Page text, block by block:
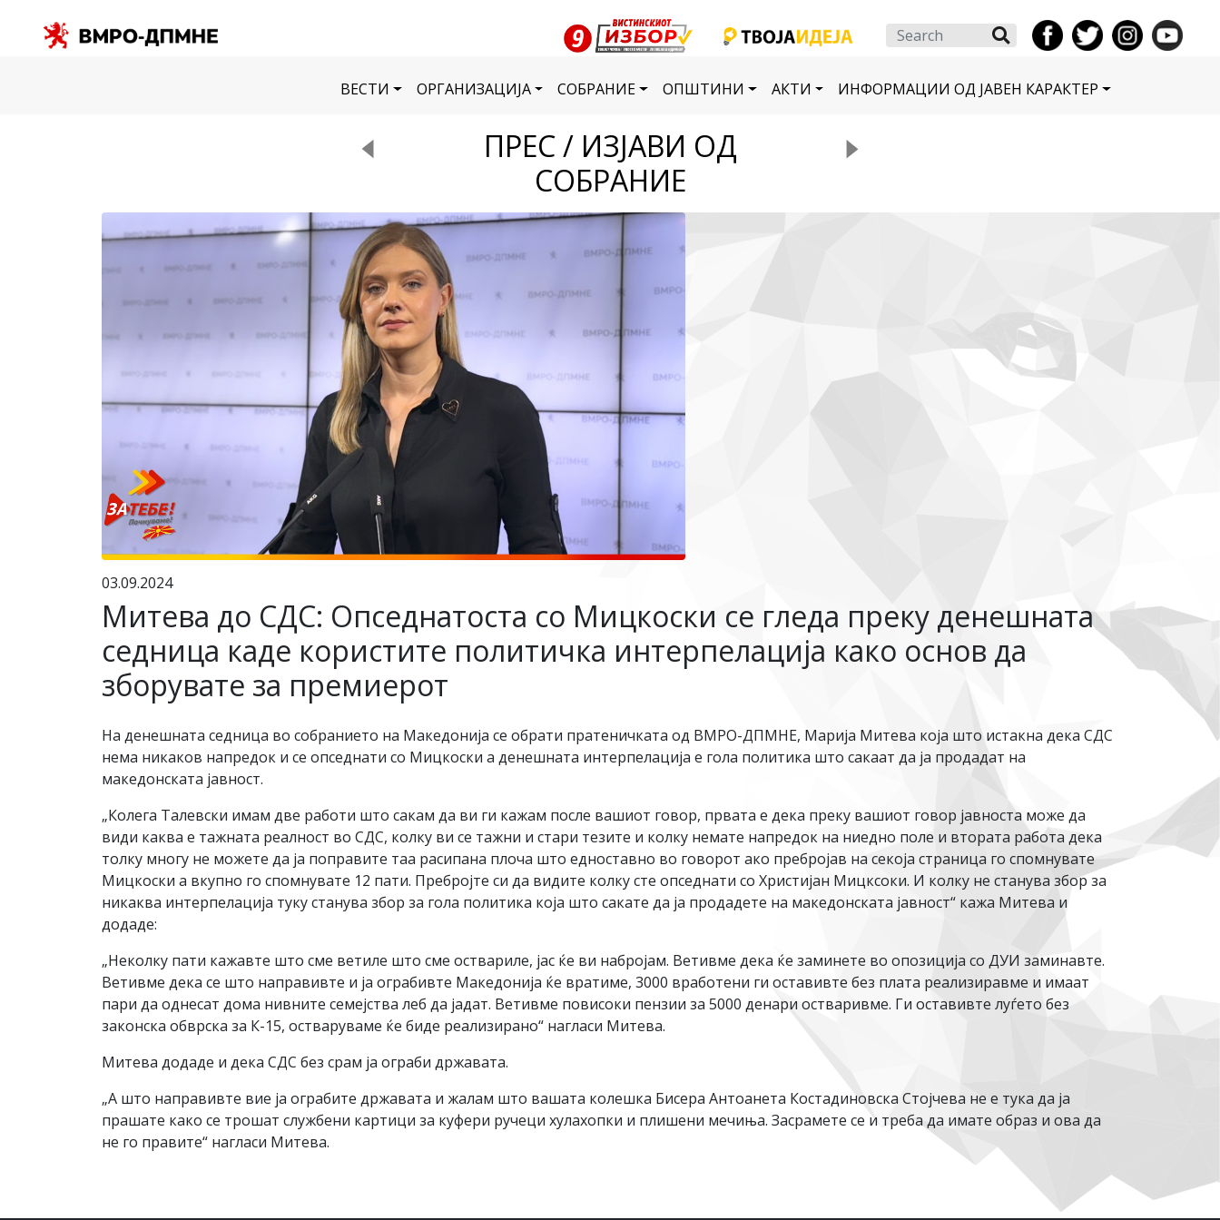
Search
ВЕСТИ ОРГАНИЗАЦИЈА СОБРАНИЕ ОПШТИНИ АКТИ ИНФОРМАЦИИ ОД ЈАВЕН КАРАКТЕР
ПРЕС / ИЗЈАВИ ОД
СОБРАНИЕ
03.09.2024
Митева до СДС: Опседнатоста со Мицкоски се гледа преку денешната
седница каде користите политичка интерпелација како основ да
зборувате за премиерот
На денешната седница во собранието на Македонија се обрати пратеничката од ВМРО-ДПМНЕ, Марија Митева која што истакна дека СДС
нема никаков напредок и се опседнати со Мицкоски а денешната интерпелација е гола политика што сакаат да ја продадат на
македонската јавност.
„Колега Талевски имам две работи што сакам да ви ги кажам после вашиот говор, првата е дека преку вашиот говор јавноста може да
види каква е тажната реалност во СДС, колку ви се тажни и стари тезите и колку немате напредок на ниедно поле и втората работа дека
толку многу не можете да ја поправите таа расипана плоча што едноставно во говорот ако пребројав на секоја страница го спомнувате
Мицкоски а вкупно го спомнувате 12 пати. Пребројте си да видите колку сте опседнати со Христијан Мицксоки. И колку не станува збор за
никаква интерпелација туку станува збор за гола политика која што сакате да ја продадете на македонската јавност“ кажа Митева и
додаде:
„Неколку пати кажавте што сме ветиле што сме оствариле, јас ќе ви набројам. Ветивме дека ќе заминете во опозиција со ДУИ заминавте.
Ветивме дека се што направивте и ја ограбивте Македонија ќе вратиме, 3000 вработени ги оставивте без плата реализиравме и имаат
пари да однесат дома нивните семејства леб да јадат. Ветивме повисоки пензии за 5000 денари остваривме. Ги оставивте луѓето без
законска обврска за К-15, остваруваме ќе биде реализирано“ нагласи Митева.
Митева додаде и дека СДС без срам ја ограби државата.
„А што направивте вие ја ограбите државата и жалам што вашата колешка Бисера Антоанета Костадиновска Стојчева не е тука да ја
прашате како се трошат службени картици за куфери ручеци хулахопки и плишени мечиња. Засрамете се и треба да имате образ и ова да
не го правите“ нагласи Митева.